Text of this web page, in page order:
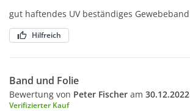
gut haftendes UV beständiges Gewebeband
Hilfreich
Band und Folie
Bewertung von Peter Fischer am 30.12.2022
Verifizierter Kauf